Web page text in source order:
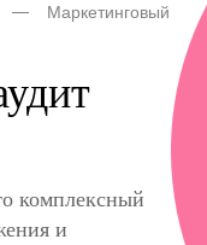
Маркетинговый
комплексный
и